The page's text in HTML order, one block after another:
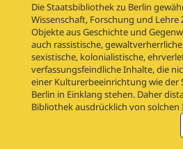
DigitalisierungsaufträgeÜber
DigiworkflowWeitere
Kontakt
Nutzungsbedingungen
Startseite der SBB
Stabikat
Weitere Kataloge der SBB
Die Staatsbibliothek zu Berlin
Wissenschaft, Forschung und
Objekte aus Geschichte und
auch rassistische,
sexistische, kolonialistische,
verfassungsfeindliche Inhalte, die
einer Kulturerbeeinrichtung wie der
Berlin in Einklang stehen. Daher
Bibliothek ausdrücklich von solchen